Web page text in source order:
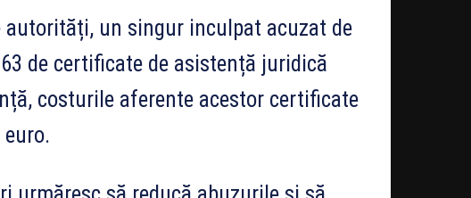
un singur inculpat acuzat de
de certificate de asistență juridică
costurile aferente acestor certificate